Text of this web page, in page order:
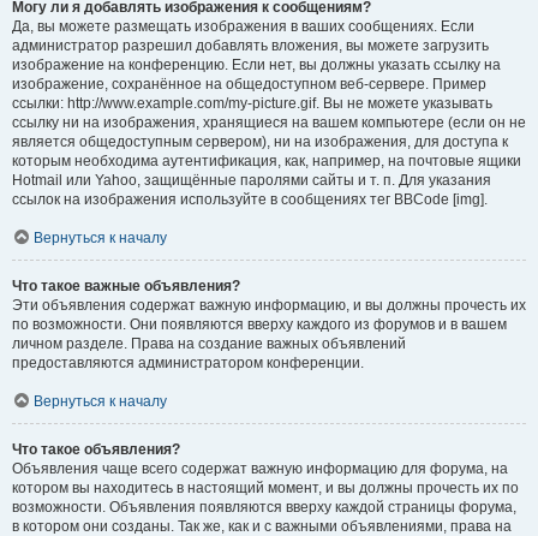
Могу ли я добавлять изображения к сообщениям?
Да, вы можете размещать изображения в ваших сообщениях. Если
администратор разрешил добавлять вложения, вы можете загрузить
изображение на конференцию. Если нет, вы должны указать ссылку на
изображение, сохранённое на общедоступном веб-сервере. Пример
ссылки: http://www.example.com/my-picture.gif. Вы не можете указывать
ссылку ни на изображения, хранящиеся на вашем компьютере (если он не
является общедоступным сервером), ни на изображения, для доступа к
которым необходима аутентификация, как, например, на почтовые ящики
Hotmail или Yahoo, защищённые паролями сайты и т. п. Для указания
ссылок на изображения используйте в сообщениях тег BBCode [img].
Вернуться к началу
Что такое важные объявления?
Эти объявления содержат важную информацию, и вы должны прочесть их
по возможности. Они появляются вверху каждого из форумов и в вашем
личном разделе. Права на создание важных объявлений
предоставляются администратором конференции.
Вернуться к началу
Что такое объявления?
Объявления чаще всего содержат важную информацию для форума, на
котором вы находитесь в настоящий момент, и вы должны прочесть их по
возможности. Объявления появляются вверху каждой страницы форума,
в котором они созданы. Так же, как и с важными объявлениями, права на